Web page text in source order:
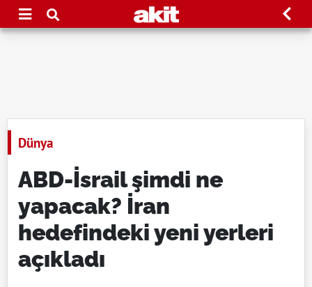
Dünya
ABD-İsrail şimdi ne
yapacak? İran
hedefindeki yeni yerleri
açıkladı